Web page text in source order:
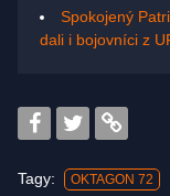
Spokojený
dali i bojovníci z
Tagy: OKTAGON 72